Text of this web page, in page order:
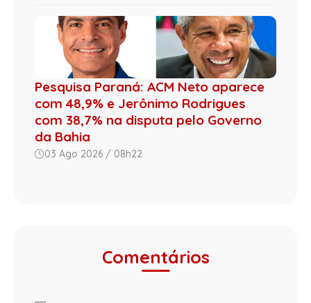
Pesquisa Paraná: ACM Neto aparece
com 48,9% e Jerônimo Rodrigues
com 38,7% na disputa pelo Governo
da Bahia
03 Ago 2026 / 08h22
Comentários